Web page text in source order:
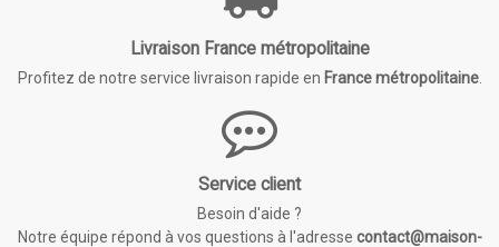
Livraison France métropolitaine
Profitez de notre service livraison rapide en France métropolitaine.
Service client
Besoin d'aide ?
Notre équipe répond à vos questions à l'adresse contact@maison-